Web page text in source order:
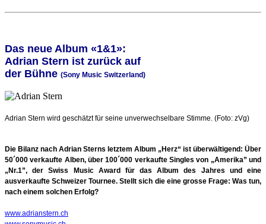
Das neue Album «1&1»:
Adrian Stern ist zurück auf
der Bühne (Sony Music Switzerland)
Adrian Stern wird geschätzt für seine unverwechselbare Stimme. (Foto: zVg)
Die Bilanz nach Adrian Sterns letztem Album „Herz“ ist überwältigend: Über
50´000 verkaufte Alben, über 100´000 verkaufte Singles von „Amerika” und
„Nr.1”, der Swiss Music
Award für das Album des Jahres und eine
ausverkaufte Schweizer Tournee. Stellt sich die eine grosse Frage: Was tun,
nach einem solchen Erfolg?
www.adrianstern.ch